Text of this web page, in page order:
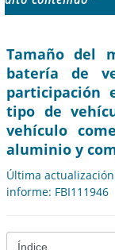
Tamaño del
batería de
participación
tipo de
vehículo
aluminio y
Última
informe: FBI111946